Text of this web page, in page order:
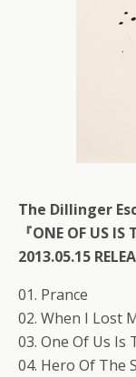
The Dillinger
『ONE OF US IS
2013.05.15
01. Prance
02. When I Lost
03. One Of Us Is
04. Hero Of The